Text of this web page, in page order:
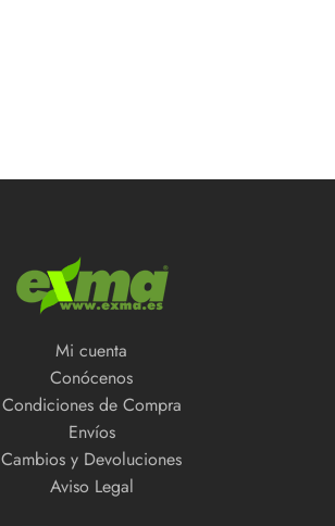
Mi cuenta
Conócenos
Condiciones de Compra
Envíos
Cambios y Devoluciones
Aviso Legal